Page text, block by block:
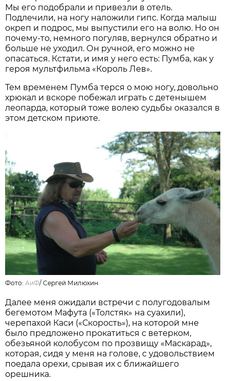
Мы его подобрали и привезли в отель.
Подлечили, на ногу наложили гипс. Когда малыш
окреп и подрос, мы выпустили его на волю. Но он
почему-то, немного погуляв, вернулся обратно и
больше не уходил. Он ручной, его можно не
опасаться. Кстати, и имя у него есть: Пумба, как у
героя мультфильма «Король Лев».
Тем временем Пумба терся о мою ногу, довольно
хрюкал и вскоре побежал играть с детенышем
леопарда, который тоже волею судьбы оказался в
этом детском приюте.
Фото: АиФ/Сергей Милюхин
Далее меня ожидали встречи с полугодовалым
бегемотом Мафута («Толстяк» на суахили),
черепахой Каси («Скорость»), на которой мне
было предложено прокатиться с ветерком,
обезьяной колобусом по прозвищу «Маскарад»,
которая, сидя у меня на голове, с удовольствием
поедала орехи, срывая их с ближайшего
орешника.